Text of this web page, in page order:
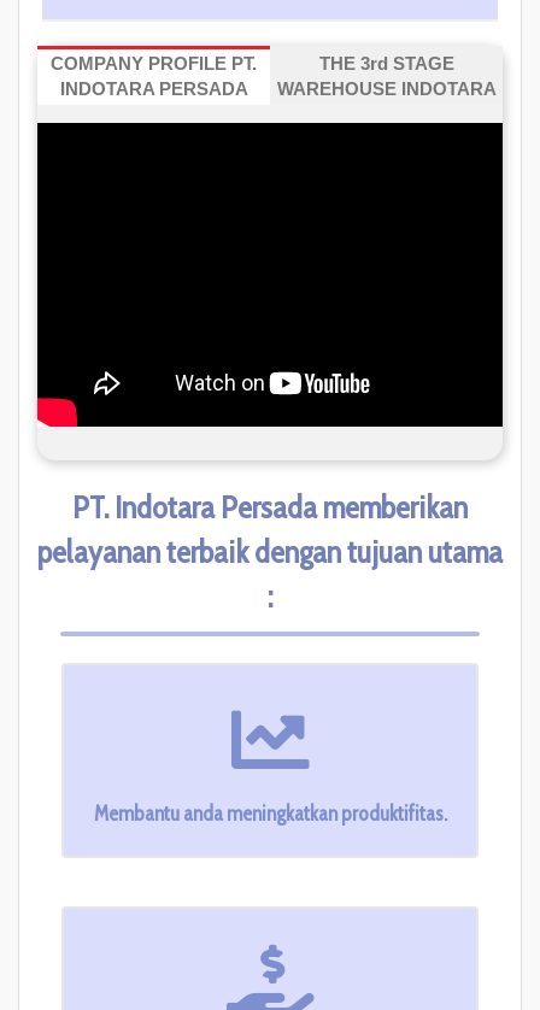
COMPANY PROFILE PT.
INDOTARA PERSADA
THE 3rd STAGE
WAREHOUSE INDOTARA
PT. Indotara Persada memberikan
pelayanan terbaik dengan tujuan utama
:
Membantu anda meningkatkan produktifitas.